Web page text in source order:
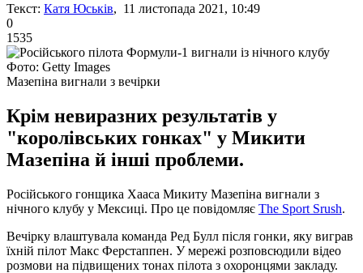
Текст: Катя Юськів, 11 листопада 2021, 10:49
0
1535
Фото: Getty Images
Мазепіна вигнали з вечірки
Крім невиразних результатів у
"королівських гонках" у Микити
Мазепіна й інші проблеми.
Російського гонщика Хааса Микиту Мазепіна вигнали з
нічного клубу у Мексиці. Про це повідомляє The Sport Srush.
Вечірку влаштувала команда Ред Булл після гонки, яку виграв
їхній пілот Макс Ферстаппен. У мережі розповсюдили відео
розмови на підвищених тонах пілота з охоронцями закладу.